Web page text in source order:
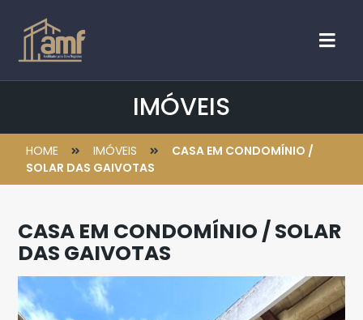
IMÓVEIS
HOME IMÓVEIS
CASA EM CONDOMÍNIO /
SOLAR DAS GAIVOTAS
CASA EM CONDOMÍNIO / SOLAR
DAS GAIVOTAS